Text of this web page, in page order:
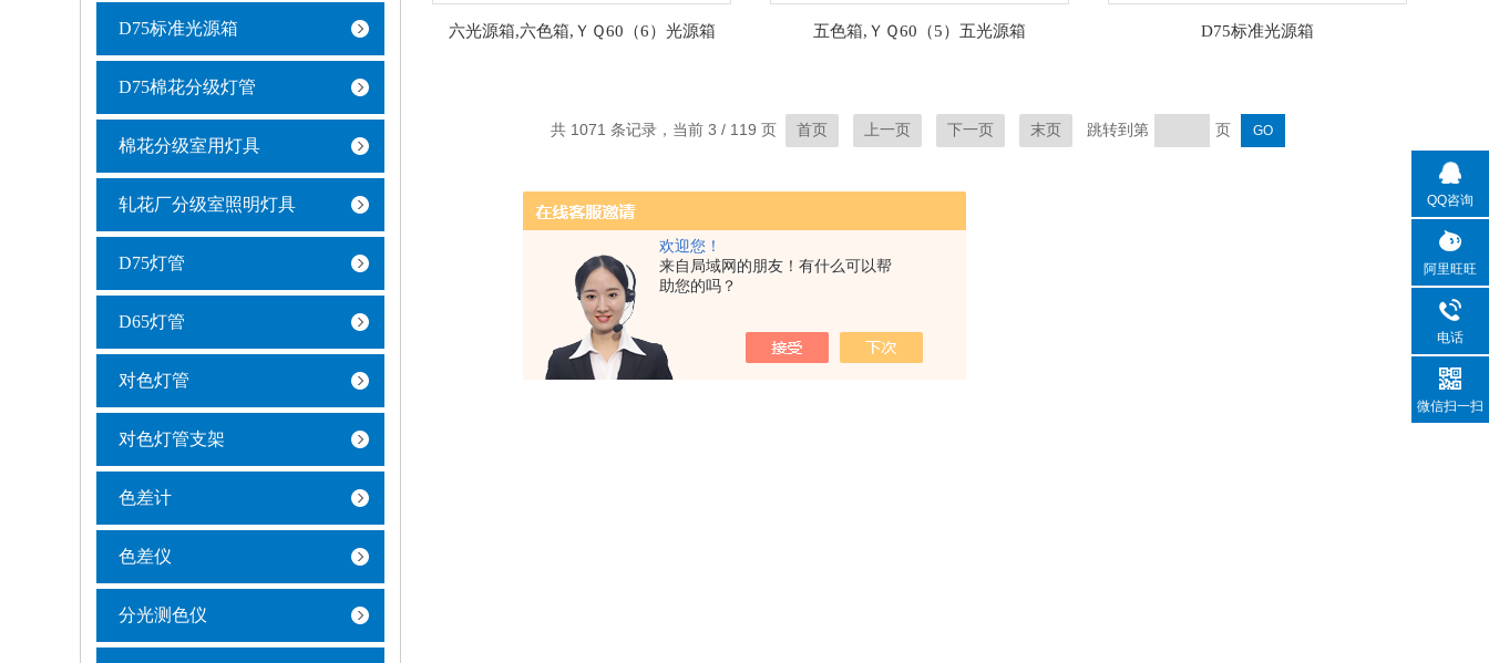
欢迎您！
来自局域网的朋友！有什么可以帮
助您的吗？
D75标准光源箱
D75棉花分级灯管
棉花分级室用灯具
轧花厂分级室照明灯具
D75灯管
D65灯管
对色灯管
对色灯管支架
色差计
色差仪
分光测色仪
六光源箱,六色箱,ＹＱ60（6）光源箱 五色箱,ＹＱ60（5）五光源箱 D75标准光源箱
共 1071 条记录，当前 3 / 119 页 首页 上一页 下一页 末页 跳转到第 页
QQ咨询
阿里旺旺
电话
微信扫一扫